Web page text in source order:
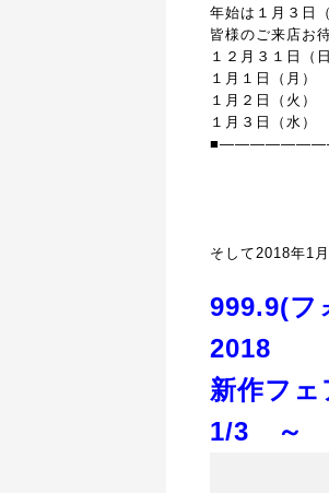
年始は１月３日
皆様のご来店お
１２月３１日（
１月１日（月
１月２日（火
１月３日（
そして2018年1
999.9(フ
2018
新作フェ
1/3 ～